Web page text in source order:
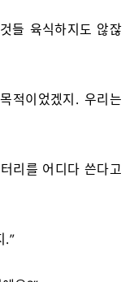
들 육식하지도 않잖
적이었겠지. 우리는
리를 어디다 쓴다고
.”